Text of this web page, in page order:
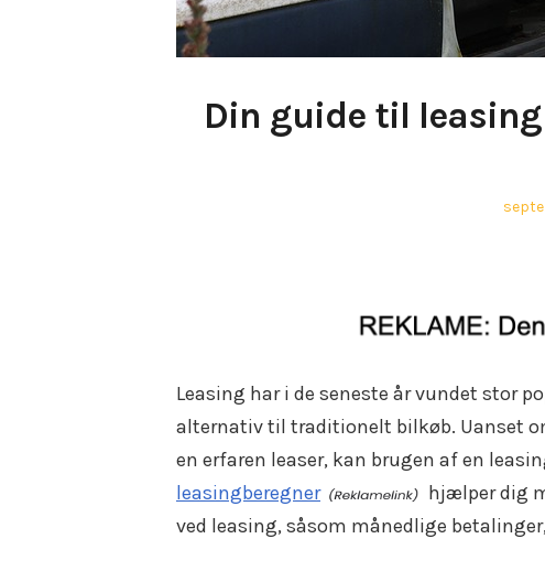
Din guide til
Leasing har i de seneste år vundet stor
alternativ til traditionelt bilkøb. Uanset
en erfaren leaser, kan brugen af en
leasingberegner
hjælper dig
ved leasing, såsom månedlige